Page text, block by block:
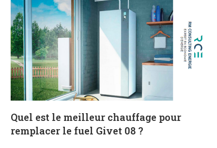
Quel est le meilleur chauffage pour
remplacer le fuel Givet 08 ?